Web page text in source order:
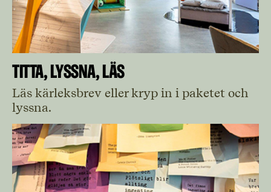
Titta, lyssna, läs
Läs kärleksbrev eller kryp in i paketet och
lyssna.